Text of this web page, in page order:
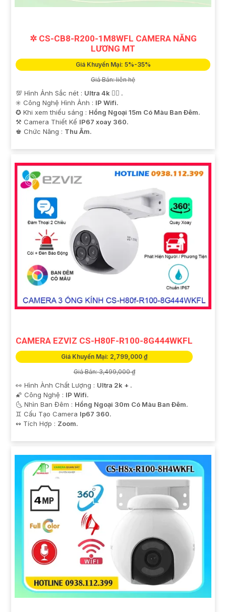
✲ CS-CB8-R200-1M8WFL CAMERA NĂNG
LƯƠNG MT
Giá Khuyến Mại: 5%-35%
Giá Bán: liên hệ
💯 Hình Ảnh Sắc nét : Ultra 4k 👍🏾 .
✳️ Công Nghệ Hình Ảnh : IP Wifi.
✪ Khi xem thiếu sáng : Hồng Ngoại 15m Có Màu Ban Ðêm.
⚒ Camera Thiết Kế IP67 xoay 360.
️♚ Chức Năng : Thu Âm.
CAMERA EZVIZ CS-H80F-R100-8G444WKFL
Giá Khuyến Mại: 2,799,000 ₫
Giá Bán: 3,499,000 ₫
👀 Hình Ành Chất Lượng : Ultra 2k + .
🌠 Công Nghệ : IP Wifi.
🌜 Nhìn Ban Đêm : Hồng Ngoại 30m Có Màu Ban Ðêm.
♊ Cấu Tạo Camera Ip67 360.
️↭ Tích Hợp : Zoom.